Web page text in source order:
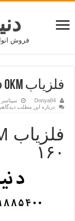
فروش
فلزیاب OKM فیوچر آی ۱۶۰
Donya84 سپتامبر 12,
درباره این مطلب
۱۶۰